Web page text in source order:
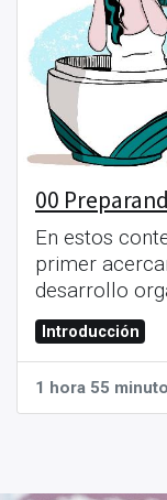
00
En estos
primer
desarrollo
las que
TEAL.
Introducción
1 hora 55